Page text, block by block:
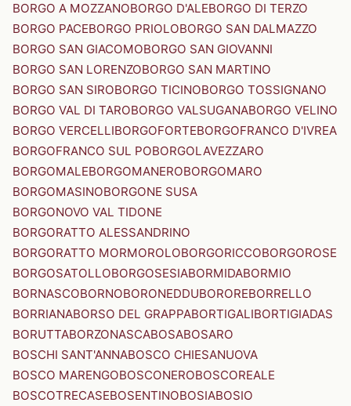
BORGO A MOZZANOBORGO D'ALEBORGO DI TERZO
BORGO PACEBORGO PRIOLOBORGO SAN DALMAZZO
BORGO SAN GIACOMOBORGO SAN GIOVANNI
BORGO SAN LORENZOBORGO SAN MARTINO
BORGO SAN SIROBORGO TICINOBORGO TOSSIGNANO
BORGO VAL DI TAROBORGO VALSUGANABORGO VELINO
BORGO VERCELLIBORGOFORTEBORGOFRANCO D'IVREA
BORGOFRANCO SUL POBORGOLAVEZZARO
BORGOMALEBORGOMANEROBORGOMARO
BORGOMASINOBORGONE SUSA
BORGONOVO VAL TIDONE
BORGORATTO ALESSANDRINO
BORGORATTO MORMOROLOBORGORICCOBORGOROSE
BORGOSATOLLOBORGOSESIABORMIDABORMIO
BORNASCOBORNOBORONEDDUBOROREBORRELLO
BORRIANABORSO DEL GRAPPABORTIGALIBORTIGIADAS
BORUTTABORZONASCABOSABOSARO
BOSCHI SANT'ANNABOSCO CHIESANUOVA
BOSCO MARENGOBOSCONEROBOSCOREALE
BOSCOTRECASEBOSENTINOBOSIABOSIO